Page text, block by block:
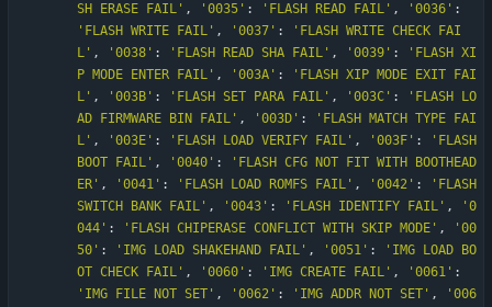
SH ERASE FAIL ' , ' 0035 ' : ' FLASH READ FAIL ' , ' 0036 ' :
' FLASH WRITE FAIL ' , ' 0037 ' : ' FLASH WRITE CHECK FAI
L ' , ' 0038 ' : ' FLASH READ SHA FAIL ' , ' 0039 ' : ' FLASH XI
P MODE ENTER FAIL ' , ' 003A ' : ' FLASH XIP MODE EXIT FAI
L ' , ' 003B ' : ' FLASH SET PARA FAIL ' , ' 003C ' : ' FLASH LO
AD FIRMWARE BIN FAIL ' , ' 003D ' : ' FLASH MATCH TYPE FAI
L ' , ' 003E ' : ' FLASH LOAD VERIFY FAIL ' , ' 003F ' : ' FLASH
BOOT FAIL ' , ' 0040 ' : ' FLASH CFG NOT FIT WITH BOOTHEAD
ER ' , ' 0041 ' : ' FLASH LOAD ROMFS FAIL ' , ' 0042 ' : ' FLASH
SWITCH BANK FAIL ' , ' 0043 ' : ' FLASH IDENTIFY FAIL ' , ' 0
044 ' : ' FLASH CHIPERASE CONFLICT WITH SKIP MODE ' , ' 00
50 ' : ' IMG LOAD SHAKEHAND FAIL ' , ' 0051 ' : ' IMG LOAD BO
OT CHECK FAIL ' , ' 0060 ' : ' IMG CREATE FAIL ' , ' 0061 ' :
' IMG FILE NOT SET ' , ' 0062 ' : ' IMG ADDR NOT SET ' , ' 006